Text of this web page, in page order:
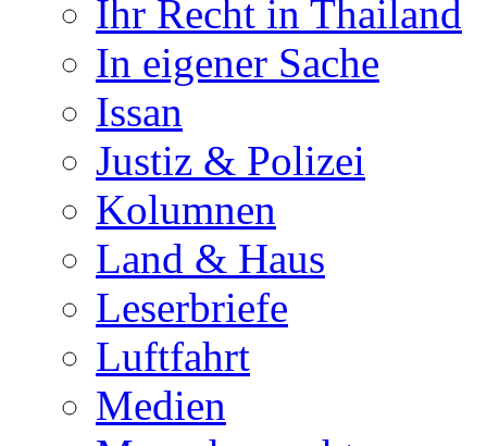
Ihr Recht in Thailand
In eigener Sache
Issan
Justiz & Polizei
Kolumnen
Land & Haus
Leserbriefe
Luftfahrt
Medien